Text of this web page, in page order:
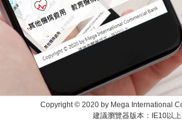
Copyright © 2020 by Mega International
建議瀏覽器版本：IE10以上